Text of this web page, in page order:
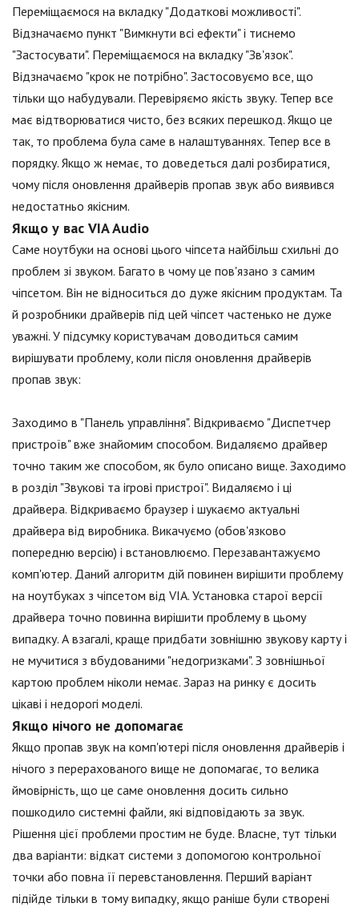
Переміщаємося на вкладку "Додаткові можливості".
Відзначаємо пункт "Вимкнути всі ефекти" і тиснемо
"Застосувати". Переміщаємося на вкладку "Зв'язок".
Відзначаємо "крок не потрібно". Застосовуємо все, що
тільки що набудували. Перевіряємо якість звуку. Тепер все
має відтворюватися чисто, без всяких перешкод. Якщо це
так, то проблема була саме в налаштуваннях. Тепер все в
порядку. Якщо ж немає, то доведеться далі розбиратися,
чому після оновлення драйверів пропав звук або виявився
недостатньо якісним.
Якщо у вас VIA Audio
Саме ноутбуки на основі цього чіпсета найбільш схильні до
проблем зі звуком. Багато в чому це пов'язано з самим
чіпсетом. Він не відноситься до дуже якісним продуктам. Та
й розробники драйверів під цей чіпсет частенько не дуже
уважні. У підсумку користувачам доводиться самим
вирішувати проблему, коли після оновлення драйверів
пропав звук:
Заходимо в "Панель управління". Відкриваємо "Диспетчер
пристроїв" вже знайомим способом. Видаляємо драйвер
точно таким же способом, як було описано вище. Заходимо
в розділ "Звукові та ігрові пристрої". Видаляємо і ці
драйвера. Відкриваємо браузер і шукаємо актуальні
драйвера від виробника. Викачуємо (обов'язково
попередню версію) і встановлюємо. Перезавантажуємо
комп'ютер. Даний алгоритм дій повинен вирішити проблему
на ноутбуках з чіпсетом від VIA. Установка старої версії
драйвера точно повинна вирішити проблему в цьому
випадку. А взагалі, краще придбати зовнішню звукову карту і
не мучитися з вбудованими "недогризками". З зовнішньої
картою проблем ніколи немає. Зараз на ринку є досить
цікаві і недорогі моделі.
Якщо нічого не допомагає
Якщо пропав звук на комп'ютері після оновлення драйверів і
нічого з перерахованого вище не допомагає, то велика
ймовірність, що це саме оновлення досить сильно
пошкодило системні файли, які відповідають за звук.
Рішення цієї проблеми простим не буде. Власне, тут тільки
два варіанти: відкат системи з допомогою контрольної
точки або повна її перевстановлення. Перший варіант
підійде тільки в тому випадку, якщо раніше були створені